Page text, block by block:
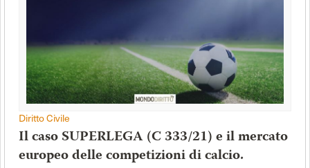
Diritto Civile
Il caso SUPERLEGA (C 333/21) e il mercato
europeo delle competizioni di calcio.